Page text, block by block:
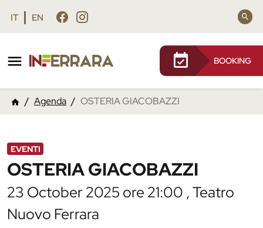
Vai al contenuto principale
Vai al footer
IT EN
BOOKING
/ Agenda / OSTERIA GIACOBAZZI
EVENTI
OSTERIA GIACOBAZZI
23 October 2025 ore 21:00 , Teatro
Nuovo Ferrara